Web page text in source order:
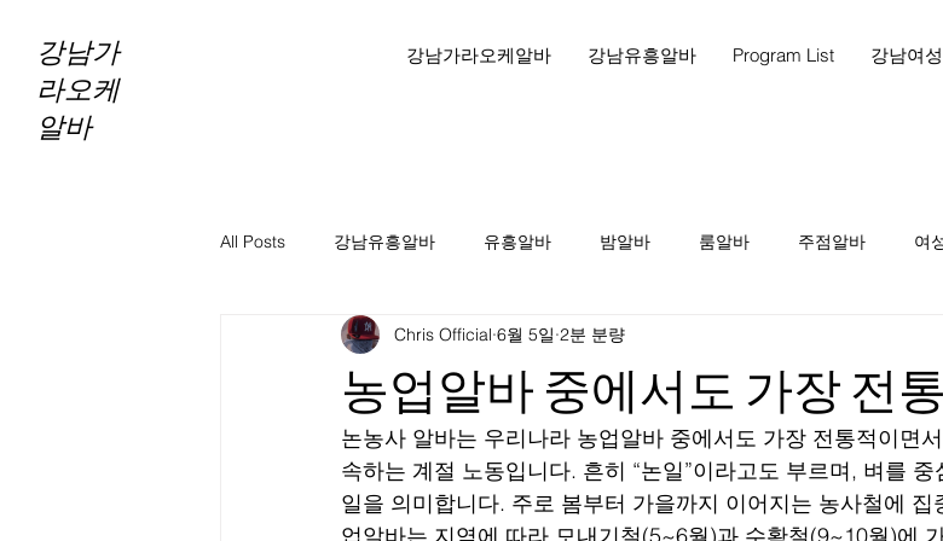
강남가
라오케
알바
강남가라오케알바 강남유흥알바 Program List 강남여
All Posts 강남유흥알바 유흥알바 밤알바 룸알바 주점알바 여
노래주점알바 바알바 노래방보도
천안스웨디시구인 천안스웨디시알바 마사지알바 스웨디시알바
당진스웨디시알바 당진스웨디시구인 당진테라피알바 당진테라피구인
농업알바 중에서도 가장 전
Chris Official 6월 5일 2분 분량
논농사 알바는 우리나라 농업알바 중에서도 가장 전통적이면
속하는 계절 노동입니다. 흔히 “논일”이라고도 부르며, 벼를
일을 의미합니다. 주로 봄부터 가을까지 이어지는 농사철에